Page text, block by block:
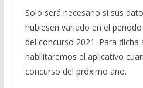
Solo será necesario si sus
hubiesen variado en el
del concurso 2021. Para dicha
habilitaremos el aplicativo
concurso del próximo año.